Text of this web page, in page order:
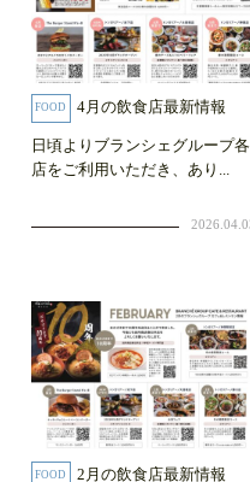
FOOD 4月の飲食店最新情報
日頃よりブランシェグループ各
店をご利用いただき、あり...
FOOD 2月の飲食店最新情報